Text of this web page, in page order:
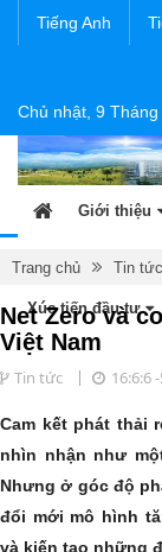
Tiếng Anh
Chủ nhật, 9
Giới thiệu
Tin tức - sự kiện
Xúc tiến đầu tư
Trang chủ Tin
Net Zero và
Việt Nam
Tin tức 16:6:6
Cam kết phát thải
nhìn nhận như
Nhưng ở góc độ
đổi mới mô hình
và kiến tạo những